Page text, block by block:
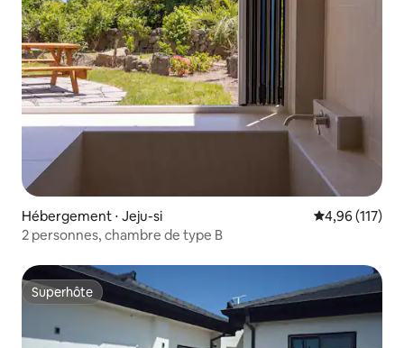
Hébergement ⋅ Jeju-si Évaluation
4,96 (117)
2 personnes, chambre de type B
Superhôte
Superhôte